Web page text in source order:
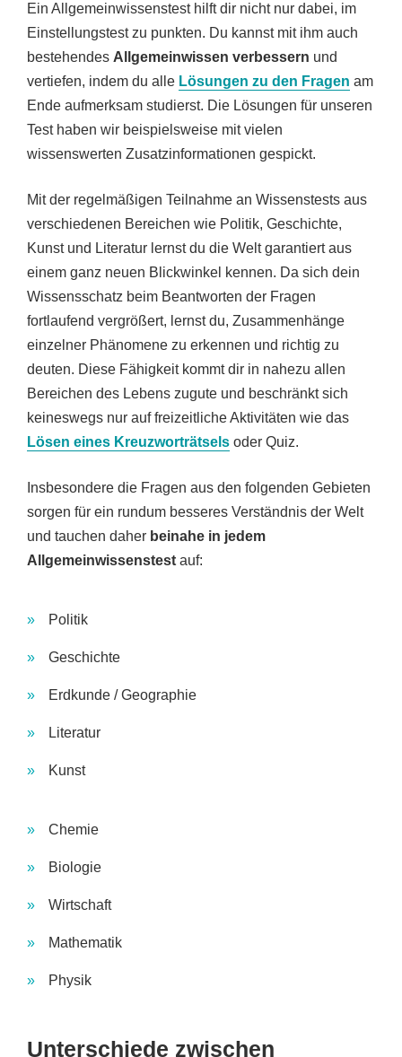
Ein Allgemeinwissenstest hilft dir nicht nur dabei, im
Einstellungstest zu punkten. Du kannst mit ihm auch
bestehendes Allgemeinwissen verbessern und
vertiefen, indem du alle Lösungen zu den Fragen am
Ende aufmerksam studierst. Die Lösungen für unseren
Test haben wir beispielsweise mit vielen
wissenswerten Zusatzinformationen gespickt.
Mit der regelmäßigen Teilnahme an Wissenstests aus
verschiedenen Bereichen wie Politik, Geschichte,
Kunst und Literatur lernst du die Welt garantiert aus
einem ganz neuen Blickwinkel kennen. Da sich dein
Wissensschatz beim Beantworten der Fragen
fortlaufend vergrößert, lernst du, Zusammenhänge
einzelner Phänomene zu erkennen und richtig zu
deuten. Diese Fähigkeit kommt dir in nahezu allen
Bereichen des Lebens zugute und beschränkt sich
keineswegs nur auf freizeitliche Aktivitäten wie das
Lösen eines Kreuzworträtsels oder Quiz.
Insbesondere die Fragen aus den folgenden Gebieten
sorgen für ein rundum besseres Verständnis der Welt
und tauchen daher beinahe in jedem
Allgemeinwissenstest auf:
Politik
Geschichte
Erdkunde / Geographie
Literatur
Kunst
Chemie
Biologie
Wirtschaft
Mathematik
Physik
Unterschiede zwischen